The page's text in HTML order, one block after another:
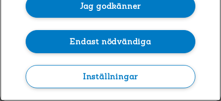
Jag godkänner
Endast nödvändiga
Inställningar